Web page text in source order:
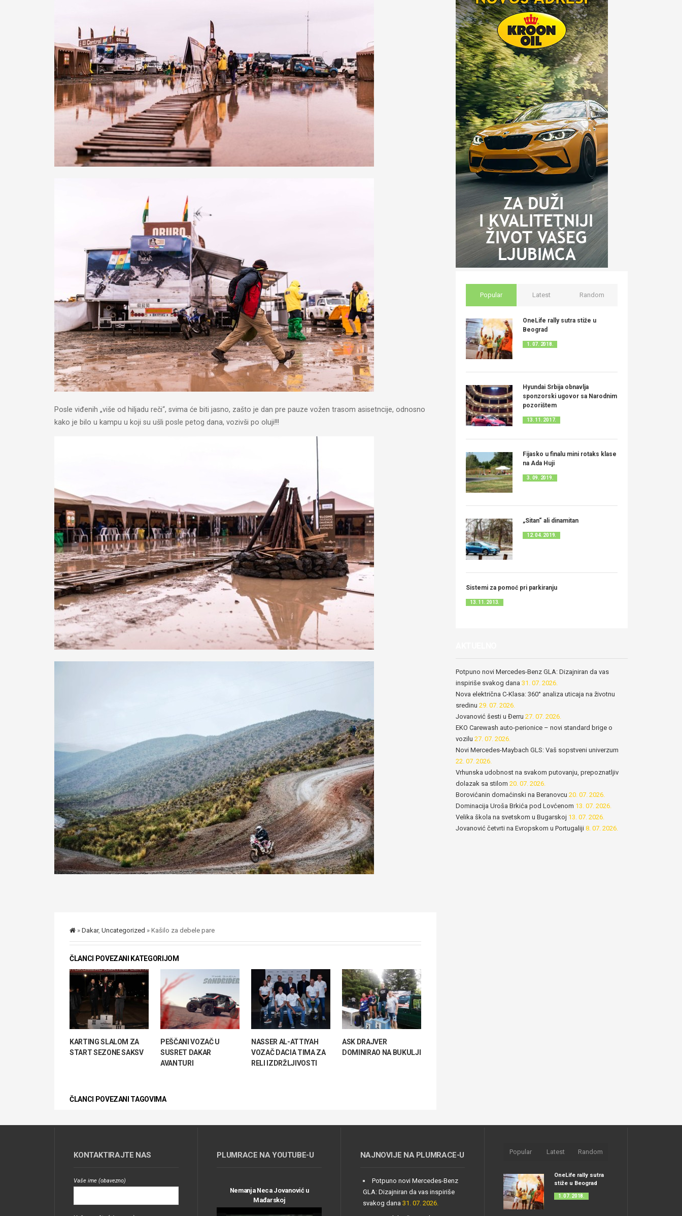
Posle viđenih „više od hiljadu reči“, svima će biti jasno, zašto je dan pre pauze vožen trasom asisetncije, odnosno
kako je bilo u kampu u koji su ušli posle petog dana, vozivši po oluji!!!
» Dakar, Uncategorized » Kašilo za debele pare
ČLANCI POVEZANI KATEGORIJOM
KARTING SLALOM ZA
START SEZONE SAKSV
PEŠČANI VOZAČ U
SUSRET DAKAR
AVANTURI
NASSER AL-ATTIYAH
VOZAČ DACIA TIMA ZA
RELI IZDRŽLJIVOSTI
ASK DRAJVER
DOMINIRAO NA BUKULJI
ČLANCI POVEZANI TAGOVIMA
Popular Latest Random
OneLife rally sutra stiže u
Beograd
1. 07. 2018.
Hyundai Srbija obnavlja
sponzorski ugovor sa Narodnim
pozorištem
13. 11. 2017.
Fijasko u finalu mini rotaks klase
na Ada Huji
3. 09. 2019.
„Sitan“ ali dinamitan
12. 04. 2019.
Sistemi za pomoć pri parkiranju
13. 11. 2013.
Potpuno novi Mercedes-Benz GLA: Dizajniran da vas
inspiriše svakog dana 31. 07. 2026.
Nova električna C-Klasa: 360° analiza uticaja na životnu
sredinu 29. 07. 2026.
Jovanović šesti u Đerru 27. 07. 2026.
EKO Carewash auto-perionice – novi standard brige o
vozilu 27. 07. 2026.
Novi Mercedes-Maybach GLS: Vaš sopstveni univerzum
22. 07. 2026.
Vrhunska udobnost na svakom putovanju, prepoznatljiv
dolazak sa stilom 20. 07. 2026.
Borovićanin domaćinski na Beranovcu 20. 07. 2026.
Dominacija Uroša Brkića pod Lovćenom 13. 07. 2026.
Velika škola na svetskom u Bugarskoj 13. 07. 2026.
Jovanović četvrti na Evropskom u Portugaliji 8. 07. 2026.
KONTAKTIRAJTE NAS
Vaše ime (obavezno)
PLUMRACE NA YOUTUBE-U
Nemanja Neca Jovanović u
Mađarskoj
NAJNOVIJE NA PLUMRACE-U
Potpuno novi Mercedes-Benz
GLA: Dizajniran da vas inspiriše
svakog dana 31. 07. 2026.
Popular Latest Random
OneLife rally sutra
stiže u Beograd
1. 07. 2018.